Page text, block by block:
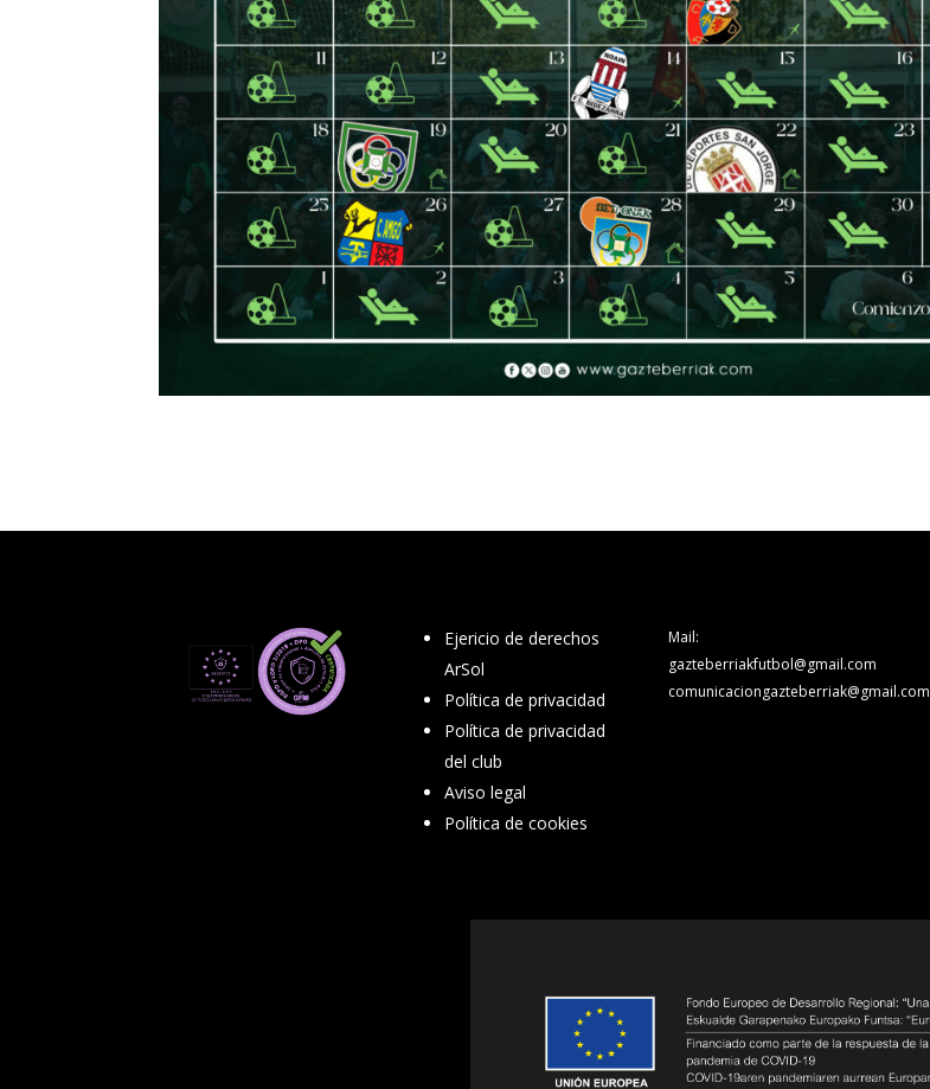
Ejericio de derechos
ArSol
Política de privacidad
Política de privacidad
del club
Aviso legal
Política de cookies
Mail:
gazteberriakfutbol@gmail.com
comunicaciongazteberriak@gmail.com